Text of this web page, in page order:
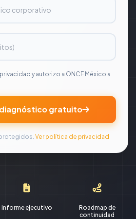
y autorizo a ONCE México a
gratuito
Ver política de privacidad
Informe ejecutivo
Roadmap de
continuidad